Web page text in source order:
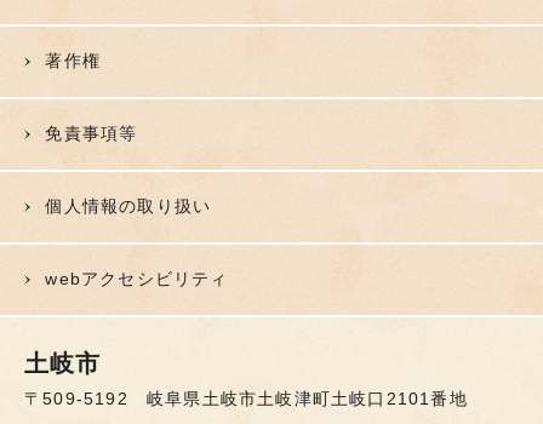
著作権
免責事項等
個人情報の取り扱い
webアクセシビリティ
土岐市
〒509-5192 岐阜県土岐市土岐津町土岐口2101番地